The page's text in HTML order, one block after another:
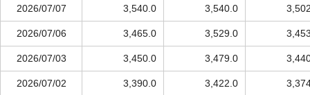
2026/07/07 3,540.0 3,540.0
2026/07/06 3,465.0 3,529.0
2026/07/03 3,450.0 3,479.0
2026/07/02 3,390.0 3,422.0